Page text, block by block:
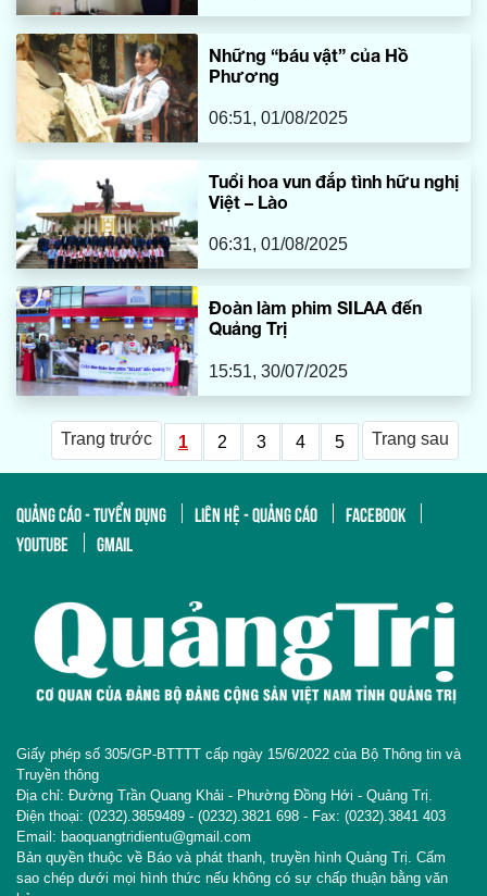
Những “báu vật” của Hồ
Phương
06:51, 01/08/2025
Tuổi hoa vun đắp tình hữu nghị
Việt – Lào
06:31, 01/08/2025
Đoàn làm phim SILAA đến
Quảng Trị
15:51, 30/07/2025
Trang trước 1 2 3 4 5 Trang sau
QUẢNG CÁO - TUYỂN DỤNG LIÊN HỆ - QUẢNG CÁO
FACEBOOK
YOUTUBE
GMAIL
Giấy phép số 305/GP-BTTTT cấp ngày 15/6/2022 của Bộ Thông tin và
Truyền thông
Địa chỉ: Đường Trần Quang Khải - Phường Đồng Hới - Quảng Trị.
Điện thoại: (0232).3859489 - (0232).3821 698 - Fax: (0232).3841 403
Email: baoquangtridientu@gmail.com
Bản quyền thuộc về Báo và phát thanh, truyền hình Quảng Trị. Cấm
sao chép dưới mọi hình thức nếu không có sự chấp thuận bằng văn